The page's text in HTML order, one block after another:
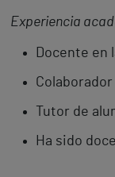
Experiencia
Docente en
Tutor de
Ha sido